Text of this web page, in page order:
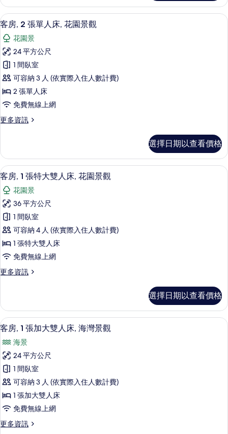
所
有
相
片
套
房,
1
臥
室
的
詳
情
顯
示
客
房,
2
張
單
人
床,
園
景
觀
的
所
有
相
片
高級寢具、迷你吧、客房內保險箱、書
8
客房, 2 張單人床, 花園景觀
花園景
24 平方公尺
1 間臥室
可容納 3 人 (依實際入住人數計費)
2 張單人床
免費無線上網
更多資訊
更
2
張
單
床,
花
園
景
觀
的
詳
情
選擇日期以查看價格
顯
示
客
房,
張
特
大
雙
床,
花
園
景
觀
的
所
有
相
片
客房, 1 張特大雙人床, 花園景觀 | 高
6
客房, 1 張特大雙人床, 花園景觀
花園景
36 平方公尺
1 間臥室
可容納 4 人 (依實際入住人數計費)
1 張特大雙人床
免費無線上網
更多資訊
更
1
張
特
雙
人
床,
花
園
景
觀
的
情
選擇日期以查看價格
顯
示
客
房,
張
加
大
雙
客房, 1 張加大雙人床, 海灣景觀 | 高
7
客房, 1 張加大雙人床, 海灣景觀
海景
24 平方公尺
1 間臥室
可容納 3 人 (依實際入住人數計費)
1 張加大雙人床
免費無線上網
更多資訊
更